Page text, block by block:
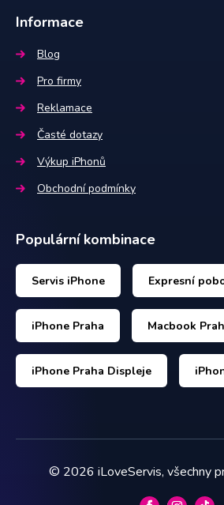
Informace
Blog
Pro firmy
Reklamace
Časté dotazy
Výkup iPhonů
Obchodní podmínky
Populární kombinace
Servis iPhone Expresní
iPhone Praha Macbook
iPhone Praha Displeje
© 2026 iLoveServis, všechny